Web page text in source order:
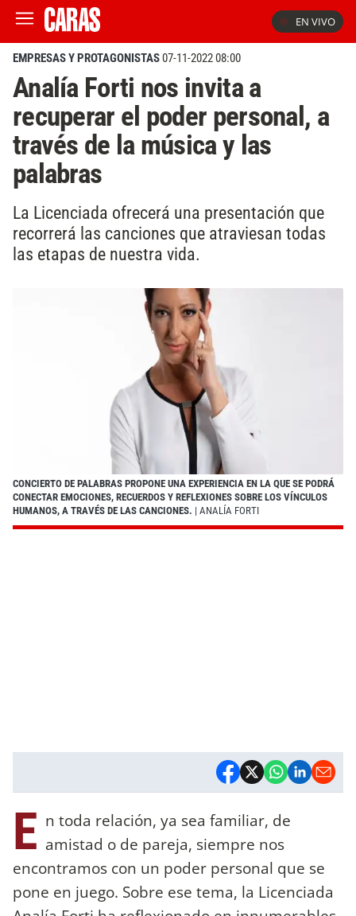
EN VIVO
EMPRESAS Y PROTAGONISTAS07-11-2022 08:00
Analía Forti nos invita a
recuperar el poder personal, a
través de la música y las
palabras
La Licenciada ofrecerá una presentación que
recorrerá las canciones que atraviesan todas
las etapas de nuestra vida.
CONCIERTO DE PALABRAS PROPONE UNA EXPERIENCIA EN LA QUE SE PODRÁ
CONECTAR EMOCIONES, RECUERDOS Y REFLEXIONES SOBRE LOS VÍNCULOS
HUMANOS, A TRAVÉS DE LAS CANCIONES. | ANALÍA FORTI
E n toda relación, ya sea familiar, de
amistad o de pareja, siempre nos
encontramos con un poder personal que se
pone en juego. Sobre ese tema, la Licenciada